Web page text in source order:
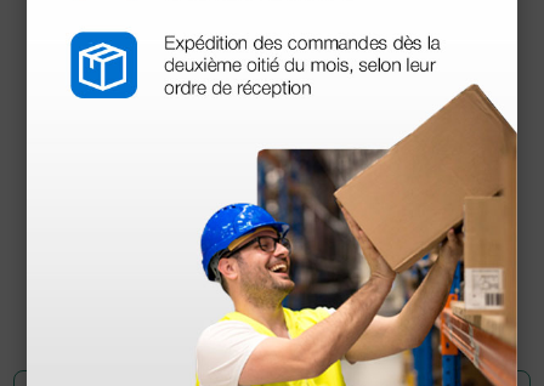
Otoscopio Riester Ri-Scope L2 - 3,5 V - de Fibras
180,00 €
1 ud.